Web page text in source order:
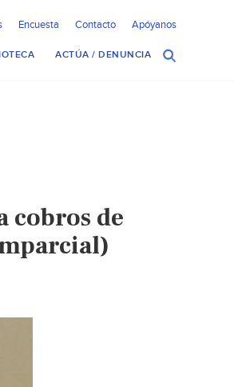
Encuesta Contacto Apóyanos
ACTÚA / DENUNCIA
cobros de